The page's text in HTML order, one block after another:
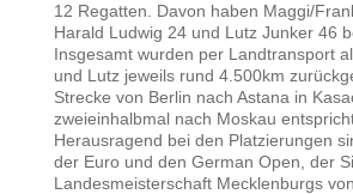
12 Regatten. Davon haben Maggi/
Harald Ludwig 24 und Lutz Junker 46
Insgesamt wurden per Landtransport
und Lutz jeweils rund 4.500km
Strecke von Berlin nach Astana in
zweieinhalbmal nach Moskau
Herausragend bei den Platzierungen
der Euro und den German Open, der
Landesmeisterschaft Mecklenburgs